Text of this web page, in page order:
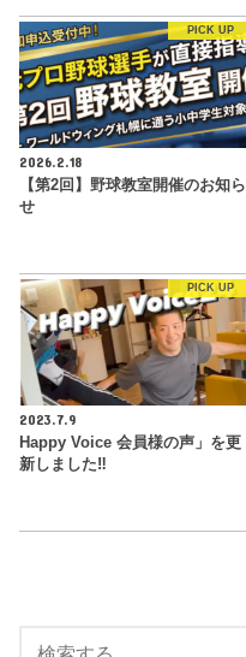
PICK UP
2026.2.18
【第2回】野球教室開催のお知ら
せ
PICK UP
2023.7.9
Happy Voice 会員様の声」を更
新しました‼︎